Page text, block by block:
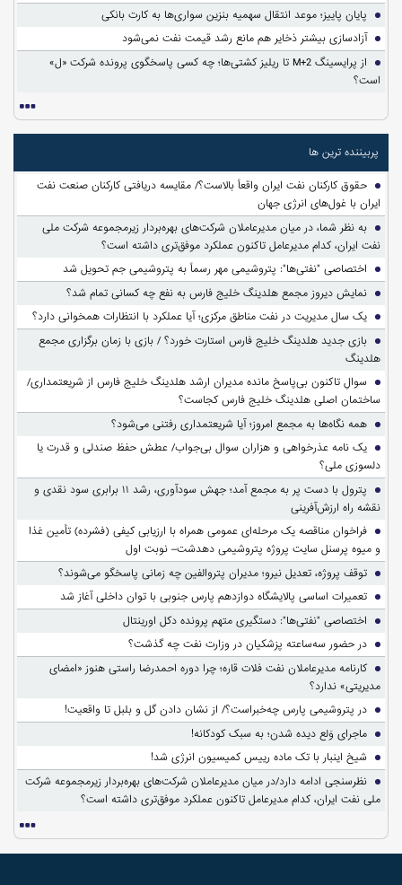
پایان پاییز؛ موعد انتقال سهمیه بنزین سواری‌ها به کارت بانکی
آزادسازی بیشتر ذخایر هم مانع رشد قیمت نفت نمی‌شود
از پرایسینگ M+2 تا ریلیز کشتی‌ها؛ چه کسی پاسخگوی پرونده شرکت «ل»
است؟
پربیننده ترین ها
حقوق کارکنان نفت ایران واقعاً بالاست؟/ مقایسه دریافتی کارکنان صنعت نفت
ایران با غول‌های انرژی جهان
به نظر شما، در میان مدیرعاملان شرکت‌های بهره‌بردار زیرمجموعه شرکت ملی
نفت ایران، کدام مدیرعامل تاکنون عملکرد موفق‌تری داشته است؟
اختصاصی "نفتی‌ها": پتروشیمی مهر رسماً به پتروشیمی جم تحویل شد
نمایش دیروز مجمع هلدینگ خلیج فارس به نفع چه کسانی تمام شد؟
یک سال مدیریت در نفت مناطق مرکزی؛ آیا عملکرد با انتظارات همخوانی دارد؟
بازی جدید هلدینگ خلیج فارس استارت خورد؟ / بازی با زمان برگزاری مجمع
هلدینگ
سوالِ تاکنون بی‌پاسخ مانده مدیران ارشد هلدینگ خلیج فارس از شریعتمداری/
ساختمان اصلی هلدینگ خلیج فارس کجاست؟
همه نگاه‌ها به مجمع امروز؛ آیا شریعتمداری رفتنی می‌شود؟
یک نامه عذرخواهی و هزاران سوال بی‌جواب/ عطش حفظ صندلی و قدرت یا
دلسوزی ملی؟
پترول با دست پر به مجمع آمد؛ جهش سودآوری، رشد ۱۱ برابری سود نقدی و
نقشه راه ارزش‌آفرینی
فراخوان مناقصه یک مرحله‌ای عمومی همراه با ارزیابی کیفی (فشرده) تأمین غذا
و میوه پرسنل سایت پروژه پتروشیمی دهدشت– نوبت اول
توقف پروژه، تعدیل نیرو؛ مدیران پتروالفین چه زمانی پاسخگو می‌شوند؟
تعمیرات اساسی پالایشگاه دوازدهم پارس جنوبی با توان داخلی آغاز شد
اختصاصی "نفتی‌ها": دستگیری متهم پرونده دکل اورینتال
در حضور سه‌ساعته پزشکیان در وزارت نفت چه گذشت؟
کارنامه مدیرعاملان نفت فلات قاره؛ چرا دوره احمدرضا راستی هنوز «امضای
مدیریتی» ندارد؟
در پتروشیمی پارس چه‌خبراست؟/ از نشان دادن گل و بلبل تا واقعیت!
ماجرای وَلع دیده شدن؛ به سبک کودکانه!
شیخ اینبار با تک ماده رییس کمیسیون انرژی شد!
نظرسنجی ادامه دارد/در میان مدیرعاملان شرکت‌های بهره‌بردار زیرمجموعه شرکت
ملی نفت ایران، کدام مدیرعامل تاکنون عملکرد موفق‌تری داشته است؟